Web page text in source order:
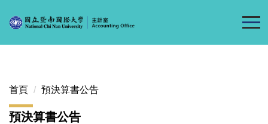
到
區
首頁 預決算書公告
預決算書公告